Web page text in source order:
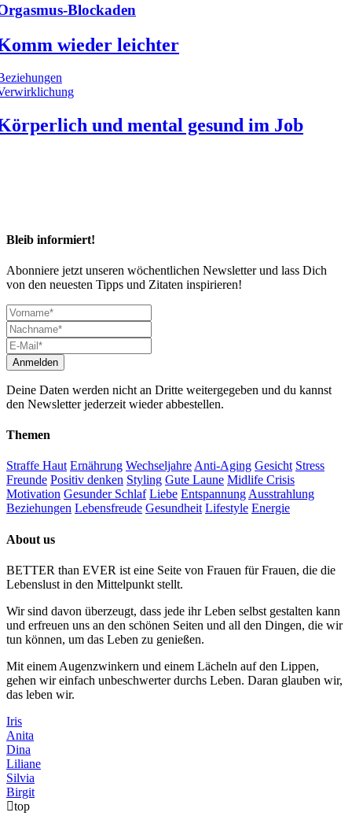
Blockaden
wieder leichter
und mental gesund im Job
Bleib informiert!
Abonniere jetzt unseren wöchentlichen Newsletter und lass Dich
von den neuesten Tipps und Zitaten inspirieren!
Deine Daten werden nicht an Dritte weitergegeben und du kannst
den Newsletter jederzeit wieder abbestellen.
Themen
Straffe Haut Ernährung Wechseljahre Anti-Aging Gesicht Stress
Freunde Positiv denken Styling Gute Laune Midlife Crisis
Motivation Gesunder Schlaf Liebe Entspannung Ausstrahlung
Beziehungen Lebensfreude Gesundheit Lifestyle Energie
About us
BETTER than EVER ist eine Seite von Frauen für Frauen, die die
Lebenslust in den Mittelpunkt stellt.
Wir sind davon überzeugt, dass jede ihr Leben selbst gestalten kann
und erfreuen uns an den schönen Seiten und all den Dingen, die wir
tun können, um das Leben zu genießen.
Mit einem Augenzwinkern und einem Lächeln auf den Lippen,
gehen wir einfach unbeschwerter durchs Leben. Daran glauben wir,
das leben wir.
Iris
Anita
Dina
Liliane
Silvia
Birgit
top